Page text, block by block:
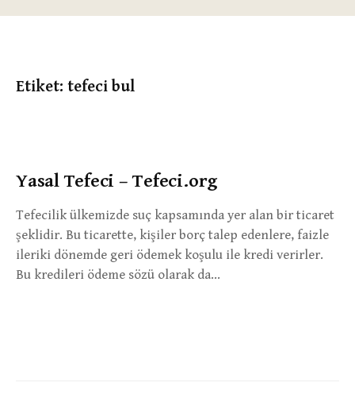
Etiket: tefeci bul
Yasal Tefeci – Tefeci.org
Tefecilik ülkemizde suç kapsamında yer alan bir ticaret
şeklidir. Bu ticarette, kişiler borç talep edenlere, faizle
ileriki dönemde geri ödemek koşulu ile kredi verirler.
Bu kredileri ödeme sözü olarak da…